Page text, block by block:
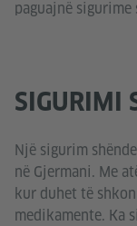
paguajnë sigurime
SIGURIMI
Një sigurim
në Gjermani. Me
kur duhet të
medikamente. Ka